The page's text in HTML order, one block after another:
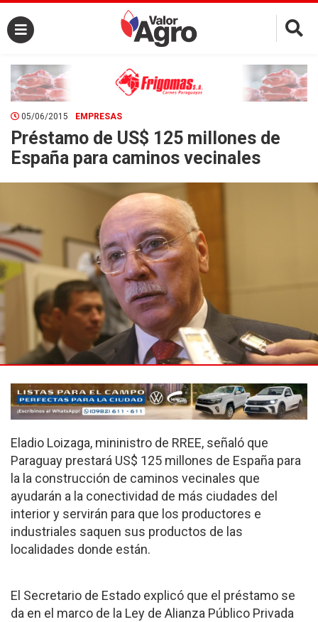
×
05/06/2015 EMPRESAS
Préstamo de US$ 125 millones de
España para caminos vecinales
Eladio Loizaga, mininistro de RREE, señaló que
Paraguay prestará US$ 125 millones de España para
la la construcción de caminos vecinales que
ayudarán a la conectividad de más ciudades del
interior y servirán para que los productores e
industriales saquen sus productos de las
localidades donde están.
El Secretario de Estado explicó que el préstamo se
da en el marco de la Ley de Alianza Público Privada